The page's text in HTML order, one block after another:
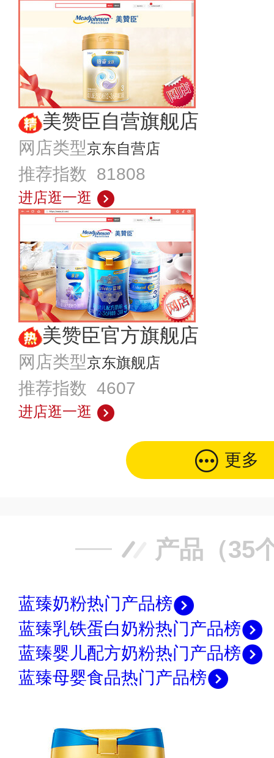
美赞臣自营旗舰店
网店类型京东自营店
推荐指数 81808
进店逛一逛
美赞臣官方旗舰店
网店类型京东旗舰店
推荐指数 4607
进店逛一逛
更多
产品（35
蓝臻奶粉热门产品榜
蓝臻乳铁蛋白奶粉热门产品榜
蓝臻婴儿配方奶粉热门产品榜
蓝臻母婴食品热门产品榜